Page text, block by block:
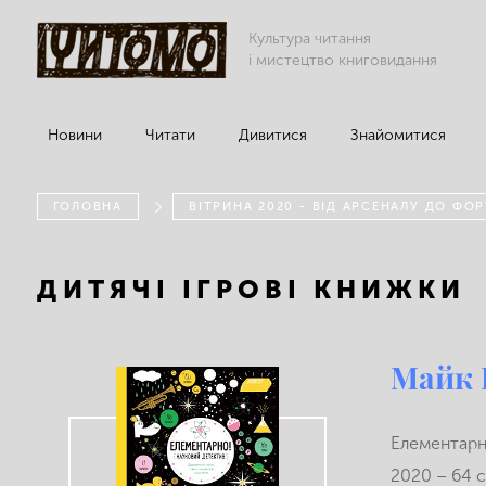
Культура читання
і мистецтво книговидання
Новини Читати Дивитися Знайомитися
ГОЛОВНА ВІТРИНА 2020 - ВІД АРСЕНАЛУ ДО
ДИТЯЧІ ІГРОВІ КНИЖКИ
Майк
2020 – 64